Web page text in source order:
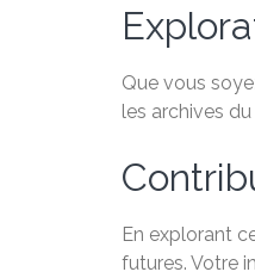
Que vous
les archives
En explorant
futures. Votre